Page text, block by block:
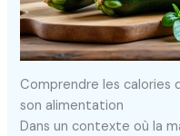
Comprendre les calories
son alimentation
Dans un contexte où la